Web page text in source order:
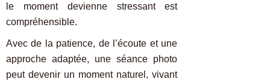
le moment devienne stressant est
compréhensible.
Avec de la patience, de l’écoute et une
approche adaptée, une séance photo
peut devenir un moment naturel, vivant